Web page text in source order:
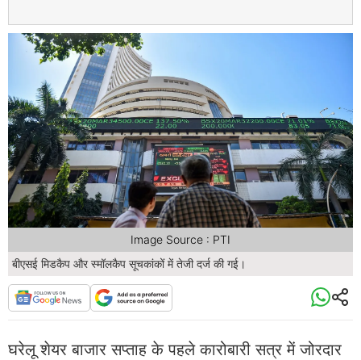
बीएसई मिडकैप और स्मॉलकैप सूचकांकों में तेजी दर्ज की गई।
Image Source : PTI
घरेलू शेयर बाजार सप्ताह के पहले कारोबारी सत्र में जोरदार